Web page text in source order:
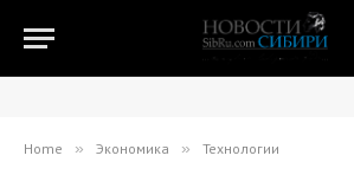
Home » Экономика » Технологии